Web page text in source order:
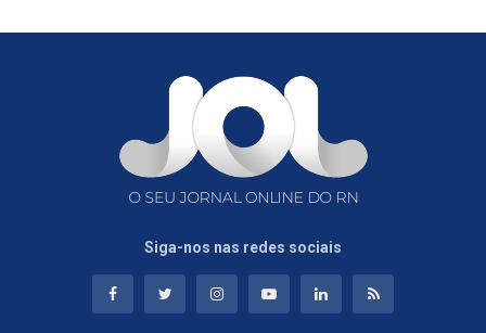
Siga-nos nas redes sociais